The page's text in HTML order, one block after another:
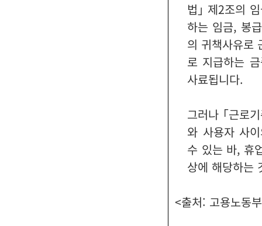
법｣ 제2조의
하는 임금, 봉
의 귀책사유로
로 지급하는
사료됩니다.
그러나 ｢근로
와 사용자 사
수 있는 바, 휴
상에 해당하는
<출처: 고용노동